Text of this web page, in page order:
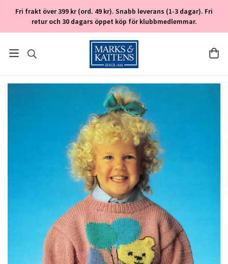
Fri frakt över 399 kr (ord. 49 kr). Snabb leverans (1-3 dagar). Fri
retur och 30 dagars öppet köp för klubbmedlemmar.